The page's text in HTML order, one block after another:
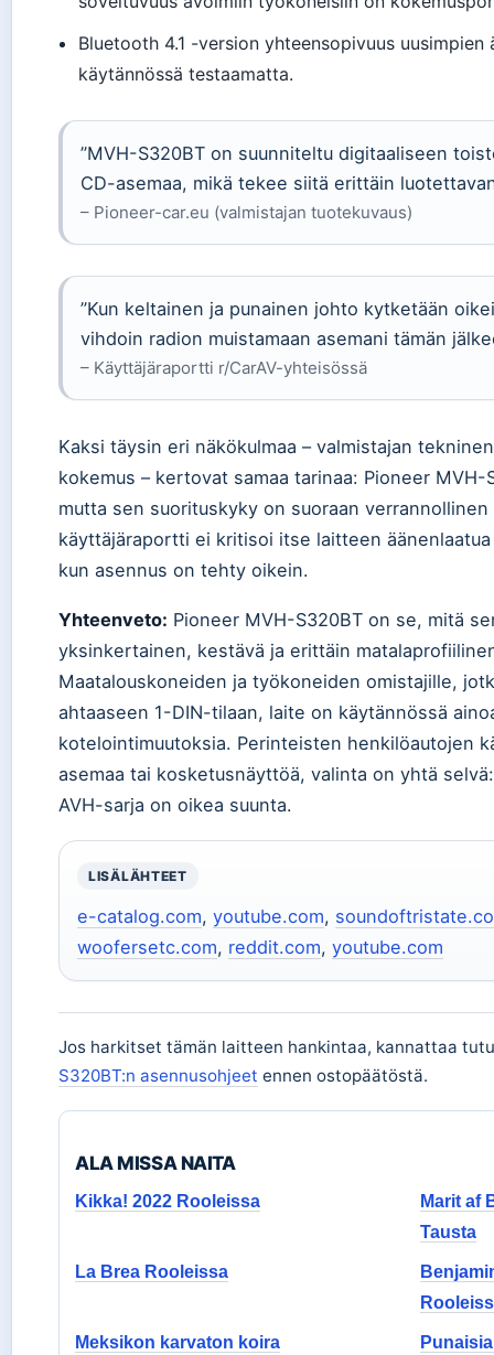
Bluetooth 4.1 -version yhteensopivuus uusimpien
käytännössä testaamatta.
”MVH-S320BT on suunniteltu digitaaliseen
CD-asemaa, mikä tekee siitä erittäin
– Pioneer-car.eu (valmistajan tuotekuvaus)
”Kun keltainen ja punainen johto kytketään
vihdoin radion muistamaan asemani tämän
– Käyttäjäraportti r/CarAV-yhteisössä
Kaksi täysin eri näkökulmaa – valmistajan
kokemus – kertovat samaa tarinaa: Pioneer
mutta sen suorituskyky on suoraan
käyttäjäraportti ei kritisoi itse laitteen
kun asennus on tehty oikein.
Yhteenveto: Pioneer MVH-S320BT on se, mitä
yksinkertainen, kestävä ja erittäin
Maatalouskoneiden ja työkoneiden omistajille,
ahtaaseen 1-DIN-tilaan, laite on käytännössä
kotelointimuutoksia. Perinteisten henkilöautojen
asemaa tai kosketusnäyttöä, valinta on yhtä
AVH-sarja on oikea suunta.
LISÄLÄHTEET
e-catalog.com, youtube.com,
woofersetc.com, reddit.com, youtube.com
Jos harkitset tämän laitteen hankintaa, kannattaa
S320BT:n asennusohjeet ennen ostopäätöstä.
ALA MISSA NAITA
Kikka! 2022 Rooleissa
Marit af
Tausta
La Brea Rooleissa
Meksikon karvaton koira